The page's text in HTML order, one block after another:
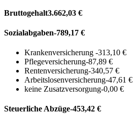
Bruttogehalt3.662,03 €
Sozialabgaben-789,17 €
Krankenversicherung -313,10 €
Pflegeversicherung-87,89 €
Rentenversicherung-340,57 €
Arbeitslosenversicherung-47,61 €
keine Zusatzversorgung-0,00 €
Steuerliche Abzüge-453,42 €